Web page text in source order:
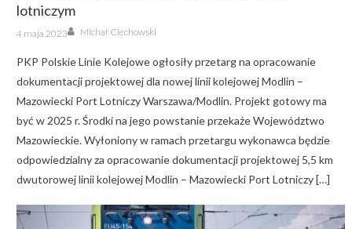
lotniczym
Posted
on
4 maja 2023 Author
Michał Ciechowski
PKP Polskie Linie Kolejowe ogłosiły przetarg na opracowanie
dokumentacji projektowej dla nowej linii kolejowej Modlin –
Mazowiecki Port Lotniczy Warszawa/Modlin. Projekt gotowy ma
być w 2025 r. Środki na jego powstanie przekaże Województwo
Mazowieckie. Wyłoniony w ramach przetargu wykonawca będzie
odpowiedzialny za opracowanie dokumentacji projektowej 5,5 km
dwutorowej linii kolejowej Modlin – Mazowiecki Port Lotniczy […]